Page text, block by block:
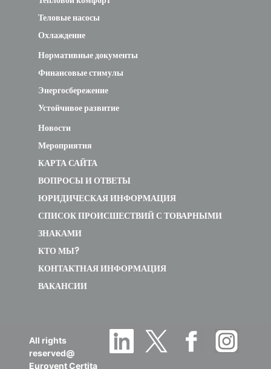
new
ALTECH
M30 -
0.6
M30 -
R855 3/4
ALTECH
M30 -
new
Теловые насосы
Охлаждение
Нормативные документы
Финансовые стимулы
Энергосбережение
Устойчивое развитие
Новости
Мероприятия
КАРТА САЙТА
ВОПРОСЫ И ОТВЕТЫ
ЮРИДИЧЕСКАЯ ИНФОРМАЦИЯ
СПИСОК ПРОИСШЕСТВИЙ С ТОВАРНЫМИ
ЗНАКАМИ
КТО МЫ?
КОНТАКТНАЯ ИНФОРМАЦИЯ
ВАКАНСИИ
All rights
reserved@
Eurovent Certita